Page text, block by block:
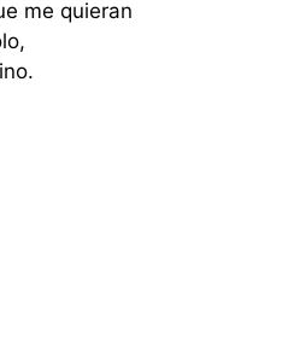
me quieran